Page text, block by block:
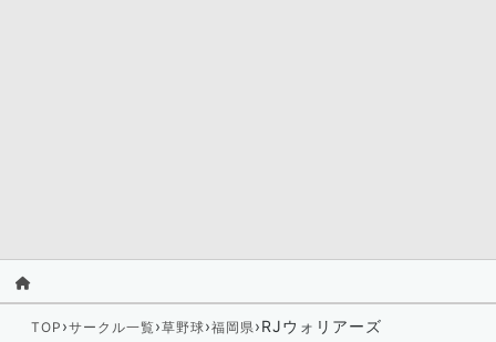
TOP ›サークル一覧›草野球›福岡県›RJウォリアーズ